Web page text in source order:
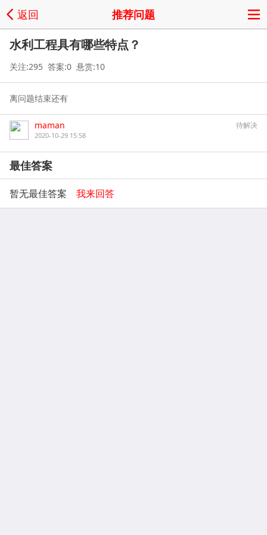
返回 推荐问题
水利工程具有哪些特点？
关注:295 答案:0 悬赏:10
离问题结束还有
待解决
maman
2020-10-29 15:58
最佳答案
暂无最佳答案 我来回答